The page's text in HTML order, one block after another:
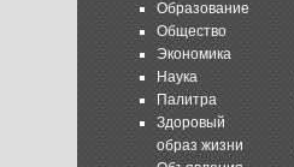
Образование
Общество
Экономика
Наука
Палитра
Здоровый
образ жизни